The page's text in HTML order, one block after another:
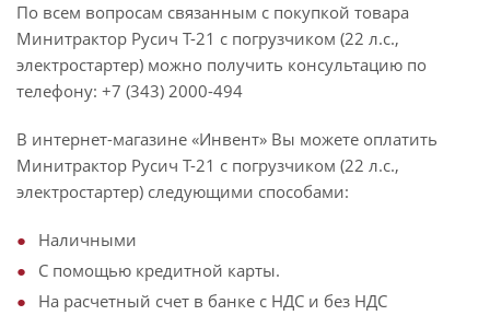
По всем вопросам связанным с покупкой товара
Минитрактор Русич Т-21 с погрузчиком (22 л.с.,
электростартер) можно получить консультацию по
телефону: +7 (343) 2000-494
В интернет-магазине «Инвент» Вы можете оплатить
Минитрактор Русич Т-21 с погрузчиком (22 л.с.,
электростартер) следующими способами:
Наличными
С помощью кредитной карты.
На расчетный счет в банке с НДС и без НДС